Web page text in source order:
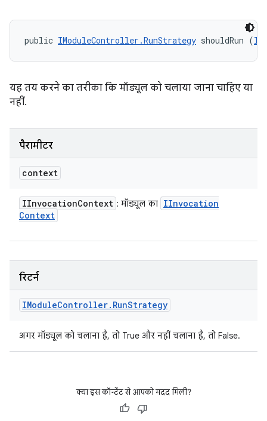
public IModuleController.RunStrategy shouldRun (
यह तय करने का तरीका कि मॉड्यूल को चलाया जाना चाहिए या
नहीं.
पैरामीटर
context
IInvocationContext : मॉड्यूल का IInvocation
Context
रिटर्न
IModuleController. RunStrategy
अगर मॉड्यूल को चलाना है, तो True और नहीं चलाना है, तो False.
क्या इस कॉन्टेंट से आपको मदद मिली?